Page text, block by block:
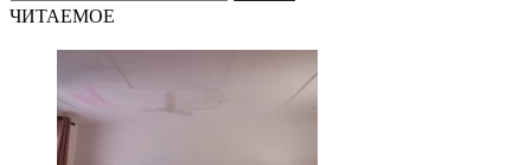
ЧИТАЕМОЕ